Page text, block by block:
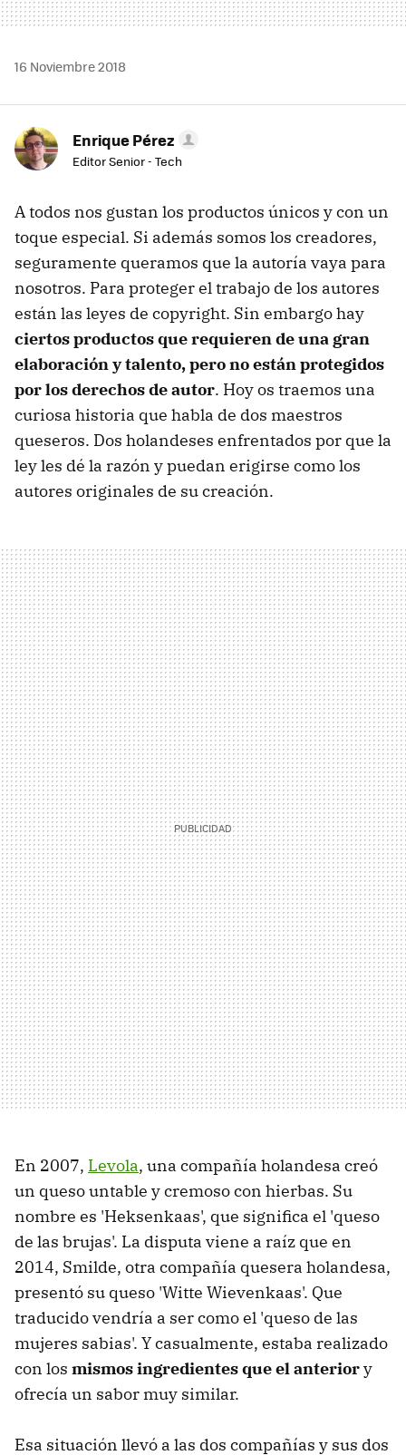
16 Noviembre 2018
Enrique Pérez
Editor Senior - Tech
A todos nos gustan los productos únicos y con un
toque especial. Si además somos los creadores,
seguramente queramos que la autoría vaya para
nosotros. Para proteger el trabajo de los autores
están las leyes de copyright. Sin embargo hay
ciertos productos que requieren de una gran
elaboración y talento, pero no están protegidos
por los derechos de autor. Hoy os traemos una
curiosa historia que habla de dos maestros
queseros. Dos holandeses enfrentados por que la
ley les dé la razón y puedan erigirse como los
autores originales de su creación.
En 2007, Levola, una compañía holandesa creó
un queso untable y cremoso con hierbas. Su
nombre es 'Heksenkaas', que significa el 'queso
de las brujas'. La disputa viene a raíz que en
2014, Smilde, otra compañía quesera holandesa,
presentó su queso 'Witte Wievenkaas'. Que
traducido vendría a ser como el 'queso de las
mujeres sabias'. Y casualmente, estaba realizado
con los mismos ingredientes que el anteriory
ofrecía un sabor muy similar.
Esa situación llevó a las dos compañías y sus dos